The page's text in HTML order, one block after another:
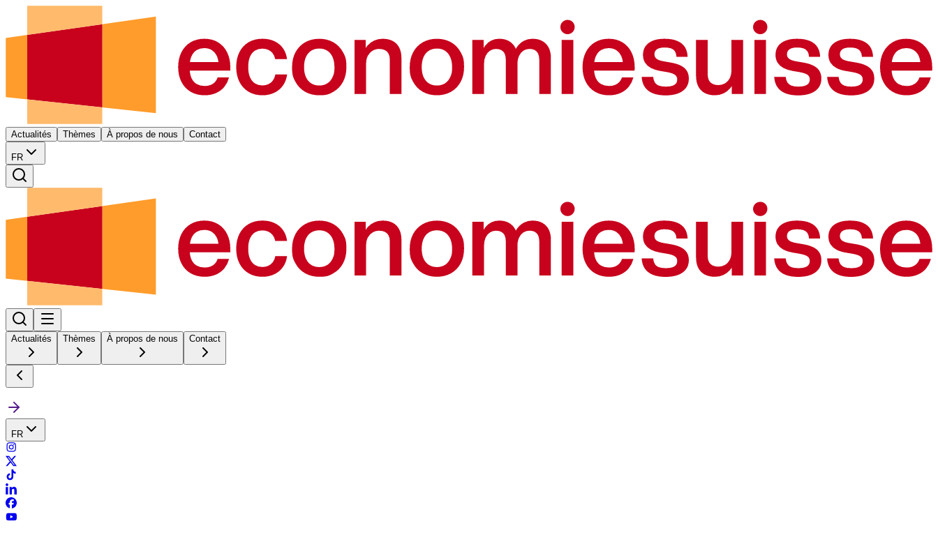
Actualités Thèmes À propos de nous Contact
FR
Actualités Thèmes À propos de nous Contact
FR